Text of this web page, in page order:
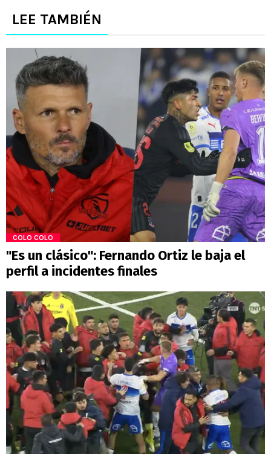
LEE TAMBIÉN
COLO COLO
"Es un clásico": Fernando Ortiz le baja el
perfil a incidentes finales